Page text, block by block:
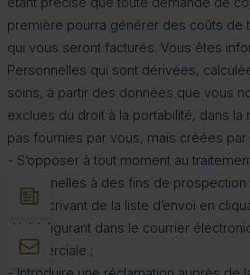
première pourra générer des coûts de
qui vous seront facturés. Vous êtes
Personnelles qui sont dérivées,
soins, à partir des données que vous
exclues du droit à la portabilité, dans
pas fournies par vous, mais créées par
- S’opposer à tout moment au
Personnelles à des fins de
désinscrivant de la liste d’envoi en
dédié figurant dans le courrier
commerciale ;